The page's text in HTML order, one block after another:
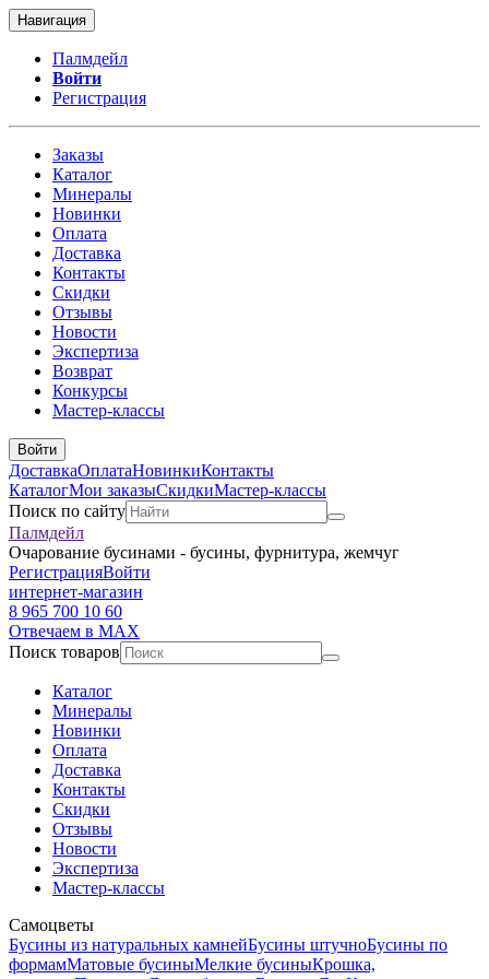
Навигация
Палмдейл
Войти
Регистрация
Заказы
Каталог
Минералы
Новинки
Оплата
Доставка
Контакты
Скидки
Отзывы
Новости
Экспертиза
Возврат
Конкурсы
Мастер-классы
Войти
ДоставкаОплатаНовинкиКонтакты
КаталогМои заказыСкидкиМастер-классы
Поиск по сайту
Палмдейл
Очарование бусинами - бусины, фурнитура, жемчуг
РегистрацияВойти
интернет-магазин
8 965 700 10 60
Отвечаем в MAX
Поиск товаров
Каталог
Минералы
Новинки
Оплата
Доставка
Контакты
Скидки
Отзывы
Новости
Экспертиза
Мастер-классы
Самоцветы
Бусины из натуральных камнейБусины штучноБусины по
формамМатовые бусиныМелкие бусиныКрошка,